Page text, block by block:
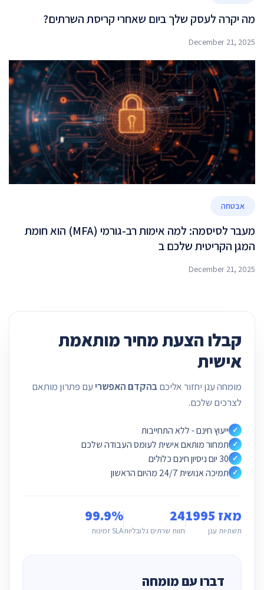
מה יקרה לעסק שלך ביום שאחרי קריסת השרתים?
December 21, 2025
אבטחה
מעבר לסיסמה: למה אימות רב-גורמי (MFA) הוא חומת
המגן הקריטית שלכם ב
December 21, 2025
קבלו הצעת מחיר מותאמת
אישית
מומחה ענן יחזור אליכםבהקדם האפשרי עם פתרון מותאם
לצרכים שלכם.
✓ ייעוץ חינם - ללא התחייבות
✓ תמחור מותאם אישית לעומס העבודה שלכם
✓ 30 יום ניסיון חינם כלולים
✓ תמיכה אנושית 24/7 מהיום הראשון
מאז 1995
תשתיות ענן
24
חוות שרתים גלובליות
99.9%
SLA זמינות
דברו עם מומחה